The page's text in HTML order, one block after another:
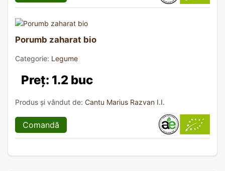
Porumb zaharat bio
Categorie: Legume
Preț: 1.2 buc
Produs și vândut de: Cantu Marius Razvan I.I.
Comandă